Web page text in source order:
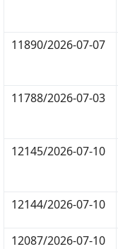
11890/2026-07-07
11788/2026-07-03
12145/2026-07-10
12144/2026-07-10
12087/2026-07-10